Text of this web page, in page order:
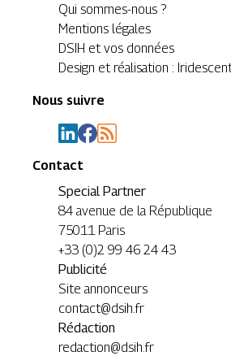
Qui sommes-nous ?
Mentions légales
DSIH et vos données
Design et réalisation :
Nous suivre
Contact
Special Partner
84 avenue de la République
75011 Paris
+33 (0)2 99 46 24 43
Publicité
Site annonceurs
contact@dsih.fr
Rédaction
redaction@dsih.fr